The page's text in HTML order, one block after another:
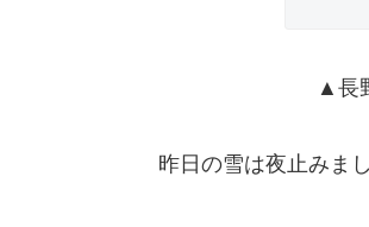
▲長
昨日の雪は夜止みま